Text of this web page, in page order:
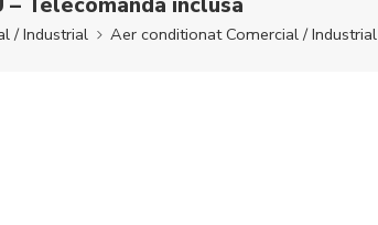
/ Industrial Aer conditionat Comercial / Industrial